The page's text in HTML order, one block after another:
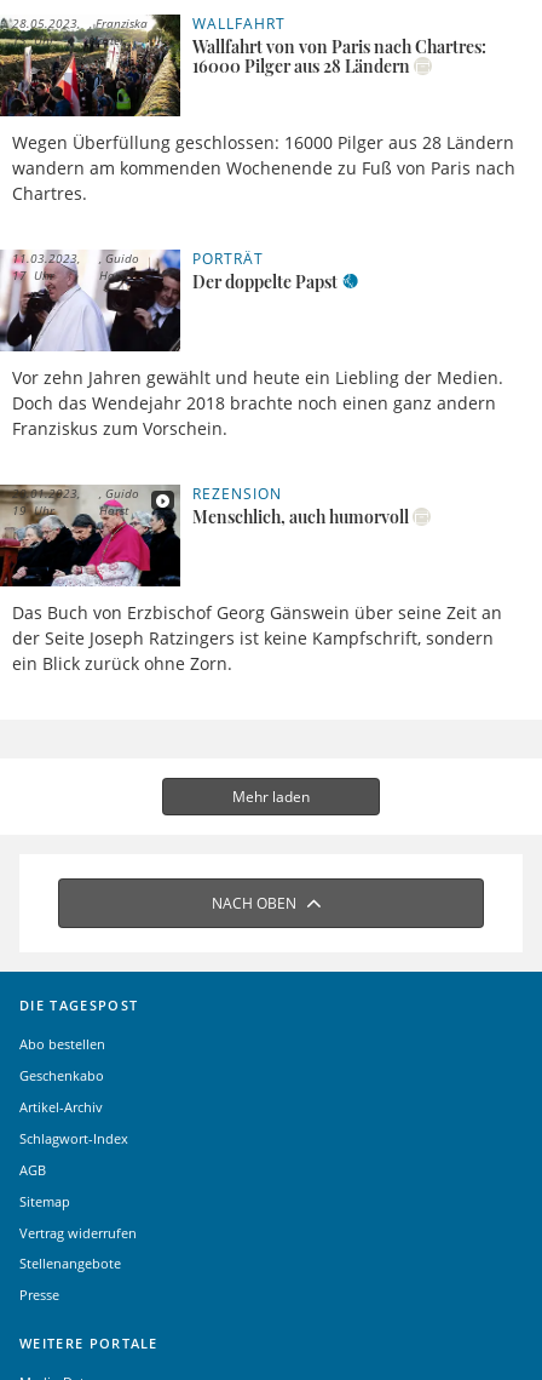
WALLFAHRT
Wallfahrt von von Paris nach Chartres:
16000 Pilger aus 28 Ländern
Wegen Überfüllung geschlossen: 16000 Pilger aus 28 Ländern
wandern am kommenden Wochenende zu Fuß von Paris nach
Chartres.
28.05.2023,
13 Uhr
Franziska
Harter
PORTRÄT
Der doppelte Papst
Vor zehn Jahren gewählt und heute ein Liebling der Medien.
Doch das Wendejahr 2018 brachte noch einen ganz andern
Franziskus zum Vorschein.
11.03.2023,
17 Uhr
Guido
Horst
REZENSION
Menschlich, auch humorvoll
Das Buch von Erzbischof Georg Gänswein über seine Zeit an
der Seite Joseph Ratzingers ist keine Kampfschrift, sondern
ein Blick zurück ohne Zorn.
20.01.2023,
19 Uhr
Guido
Horst
Mehr laden
NACH OBEN
DIE TAGESPOST
Abo bestellen
Geschenkabo
Artikel-Archiv
Schlagwort-Index
AGB
Sitemap
Vertrag widerrufen
Stellenangebote
Presse
WEITERE PORTALE